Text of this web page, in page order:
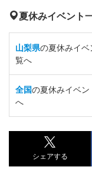
夏休みイベント
山梨県の夏休みイベ
覧へ
全国の夏休みイベン
へ
シェアする